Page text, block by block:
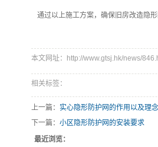
通过以上施工方案，确保旧房改造隐
本文网址：http://www.gtsj.hk/news/
相关标签：
上一篇： 实心隐形防护网的作用以及理念
下一篇： 小区隐形防护网的安装要求
最近浏览：